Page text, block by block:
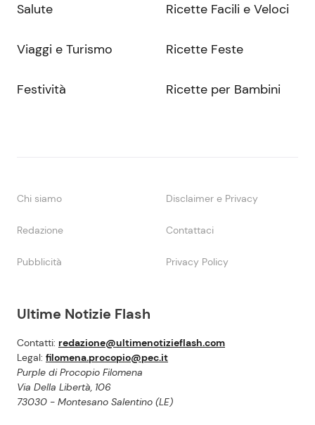
Ultime Notizie Flash
Contatti: redazione@ultimenotizieflash.com
Legal: filomena.procopio@pec.it
Purple di Procopio Filomena
Via Della Libertà, 106
73030 - Montesano Salentino (LE)
Salute
Viaggi e Turismo
Festività
Ricette Facili e Veloci
Ricette Feste
Ricette per Bambini
Chi siamo Disclaimer e Privacy
Redazione Contattaci
Pubblicità Privacy Policy